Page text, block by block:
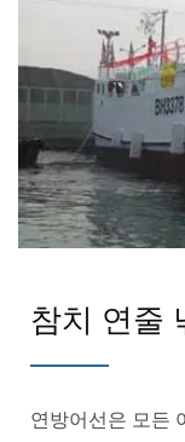
참치 연줄
연방어선은 모든